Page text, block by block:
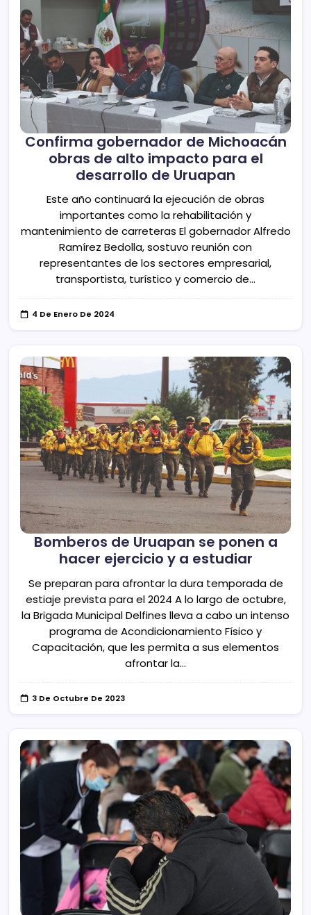
Confirma gobernador de Michoacán
obras de alto impacto para el
desarrollo de Uruapan
Este año continuará la ejecución de obras
importantes como la rehabilitación y
mantenimiento de carreteras El gobernador Alfredo
Ramírez Bedolla, sostuvo reunión con
representantes de los sectores empresarial,
transportista, turístico y comercio de…
4 De Enero De 2024
Bomberos de Uruapan se ponen a
hacer ejercicio y a estudiar
Se preparan para afrontar la dura temporada de
estiaje prevista para el 2024 A lo largo de octubre,
la Brigada Municipal Delfines lleva a cabo un intenso
programa de Acondicionamiento Físico y
Capacitación, que les permita a sus elementos
afrontar la…
3 De Octubre De 2023